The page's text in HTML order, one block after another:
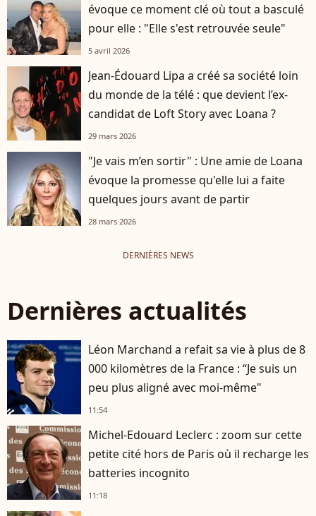
évoque ce moment clé où tout a basculé
pour elle : "Elle s'est retrouvée seule"
5 avril 2026
Jean-Édouard Lipa a créé sa société loin
du monde de la télé : que devient l’ex-
candidat de Loft Story avec Loana ?
29 mars 2026
"Je vais m’en sortir" : Une amie de Loana
évoque la promesse qu'elle lui a faite
quelques jours avant de partir
28 mars 2026
DERNIÈRES NEWS
Dernières actualités
Léon Marchand a refait sa vie à plus de 8
000 kilomètres de la France : “Je suis un
peu plus aligné avec moi-même"
11:54
Michel-Edouard Leclerc : zoom sur cette
petite cité hors de Paris où il recharge les
batteries incognito
11:18